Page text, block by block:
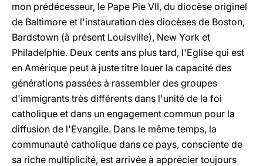
mon prédécesseur, le Pape Pie VII, du diocèse originel
de Baltimore et l'instauration des diocèses de Boston,
Bardstown (à présent Louisville), New York et
Philadelphie. Deux cents ans plus tard, l'Eglise qui est
en Amérique peut à juste titre louer la capacité des
générations passées à rassembler des groupes
d'immigrants très différents dans l'unité de la foi
catholique et dans un engagement commun pour la
diffusion de l'Evangile. Dans le même temps, la
communauté catholique dans ce pays, consciente de
sa riche multiplicité, est arrivée à apprécier toujours